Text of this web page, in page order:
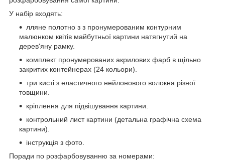
У набір входять:
лляне полотно з з пронумерованим контурним
малюнком квітів майбутньої картини натягнутий на
дерев'яну рамку.
комплект пронумерованих акрилових фарб в щільно
закритих контейнерах (24 кольори).
три кисті з еластичного нейлонового волокна різної
товщини.
кріплення для підвішування картини.
контрольний лист картини (детальна графічна схема
картини).
інструкція з фото.
Поради по розфарбовуванню за номерами: